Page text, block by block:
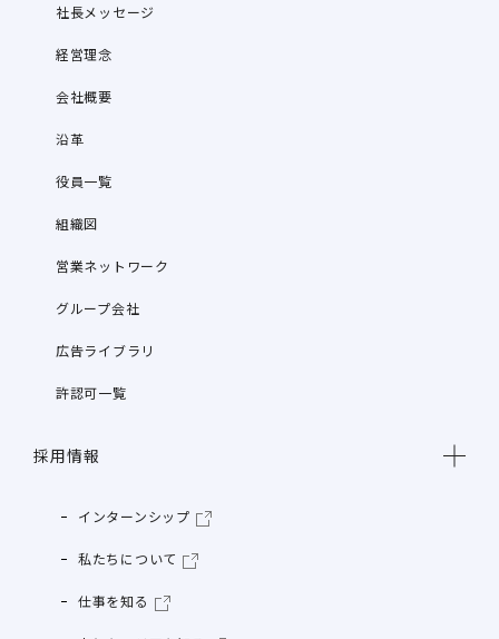
社長メッセージ
経営理念
会社概要
沿革
役員一覧
組織図
営業ネットワーク
グループ会社
広告ライブラリ
許認可一覧
採用情報
インターンシップ
私たちについて
仕事を知る